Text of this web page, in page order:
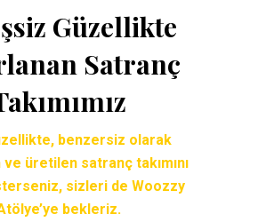
siz Güzellikte
Satranç
benzersiz olarak
üretilen satranç takımını
sizleri de Woozzy
bekleriz.